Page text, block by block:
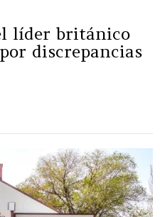
líder británico
discrepancias